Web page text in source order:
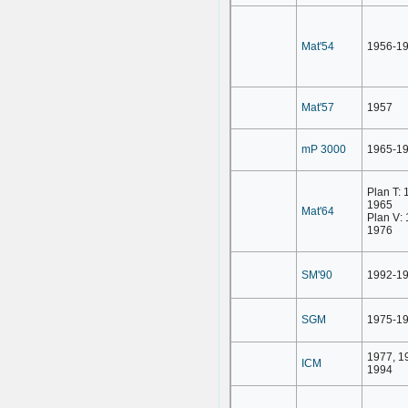
1965
Plan V:
1976
1977,
1994